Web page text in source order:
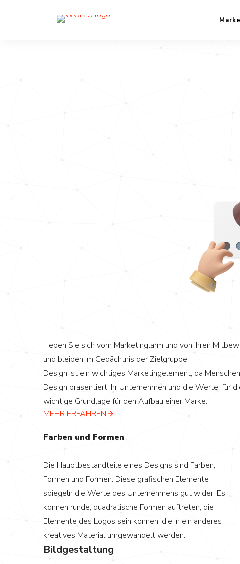
Heben Sie sich vom Marketinglärm und von Ihren
und bleiben im Gedächtnis der Zielgruppe.
Design ist ein wichtiges Marketingelement, da
Design präsentiert Ihr Unternehmen und die Werte, für
wichtige Grundlage für den Aufbau einer Marke.
MEHR ERFAHREN
Farben und Formen
Die Hauptbestandteile eines Designs sind Farben,
Formen und Formen. Diese grafischen Elemente
spiegeln die Werte des Unternehmens gut wider. Es
können runde, quadratische Formen auftreten, die
Elemente des Logos sein können, die in ein anderes
kreatives Material umgewandelt werden.
Bildgestaltung